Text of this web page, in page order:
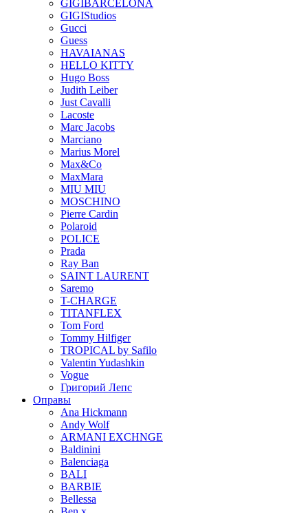
GIGIBARCELONA
GIGIStudios
Gucci
Guess
HAVAIANAS
HELLO KITTY
Hugo Boss
Judith Leiber
Just Cavalli
Lacoste
Marc Jacobs
Marciano
Marius Morel
Max&Co
MaxMara
MIU MIU
MOSCHINO
Pierre Cardin
Polaroid
POLICE
Prada
Ray Ban
SAINT LAURENT
Saremo
T-CHARGE
TITANFLEX
Tom Ford
Tommy Hilfiger
TROPICAL by Safilo
Valentin Yudashkin
Vogue
Григорий Лепс
Оправы
Ana Hickmann
Andy Wolf
ARMANI EXCHNGE
Baldinini
Balenciaga
BALI
BARBIE
Bellessa